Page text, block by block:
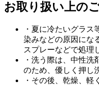
お取り扱い上の
・夏に冷たいグラス
染みなどの原因にな
スプレーなどで処理
・洗う際は、中性洗
のため、優しく押し
・その後、乾燥、